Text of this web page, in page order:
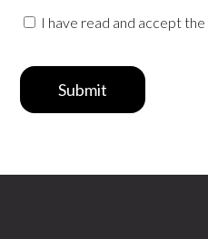
I have read and accept the
Submit